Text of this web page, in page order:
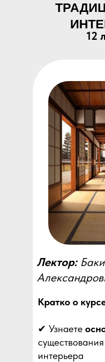
12
Лектор:
Кратко о
✔ Узнаете
интерьера